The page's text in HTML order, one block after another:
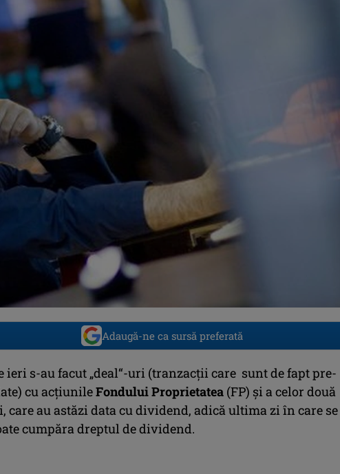
Adaugă-ne ca sursă preferată
ieri s-au facut „deal“-uri (tranzacţii care sunt de fapt pre-
cu acţiunileFondului Proprietatea (FP) şi a celor două
care au astăzi data cu dividend, adică ultima zi în care se
cumpăra dreptul de dividend.